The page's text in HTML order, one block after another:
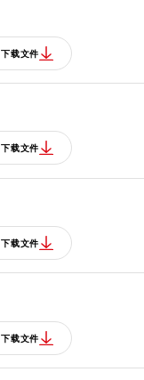
下载文件
下载文件
下载文件
下载文件